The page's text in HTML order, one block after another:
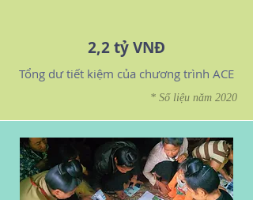
2,2 tỷ VNĐ
Tổng dư tiết kiệm của chương trình ACE
* Số liệu năm 2020